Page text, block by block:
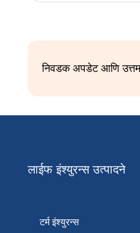
निवडक अपडेट आणि उत्तम
लाईफ इंश्युरन्स उत्पादने
टर्म इंश्युरन्स